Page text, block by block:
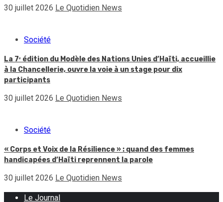
30 juillet 2026 Le Quotidien News
Société
La 7ᵉ édition du Modèle des Nations Unies d’Haïti, accueillie
à la Chancellerie, ouvre la voie à un stage pour dix
participants
30 juillet 2026 Le Quotidien News
Société
« Corps et Voix de la Résilience » : quand des femmes
handicapées d’Haïti reprennent la parole
30 juillet 2026 Le Quotidien News
Le Journal